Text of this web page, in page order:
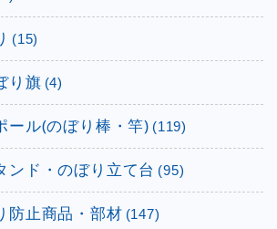
(15)
り旗 (4)
ール(のぼり棒・竿) (119)
ンド・のぼり立て台 (95)
防止商品・部材 (147)